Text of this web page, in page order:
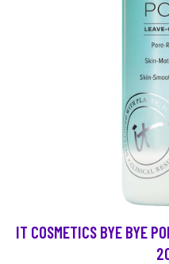
IT COSMETICS BYE BYE